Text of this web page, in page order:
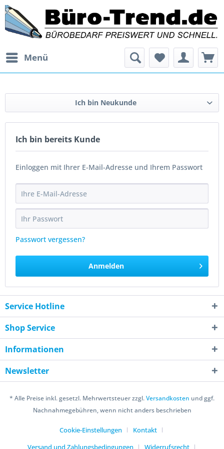
Menü
Ich bin Neukunde
Ich bin bereits Kunde
Einloggen mit Ihrer E-Mail-Adresse und Ihrem Passwort
Passwort vergessen?
Anmelden
Service Hotline
Shop Service
Informationen
Newsletter
* Alle Preise inkl. gesetzl. Mehrwertsteuer zzgl.Versandkosten und ggf.
Nachnahmegebühren, wenn nicht anders beschrieben
Cookie-Einstellungen
Kontakt
Versand und Zahlungsbedingungen
Widerrufsrecht